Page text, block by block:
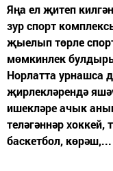
Яңа ел җитеп
зур спорт
җыелып төрле
мөмкинлек
Норлатта урнашса
җирлекләрендә
ишекләре ачык
теләгәннәр хоккей,
баскетбол, көрәш,...